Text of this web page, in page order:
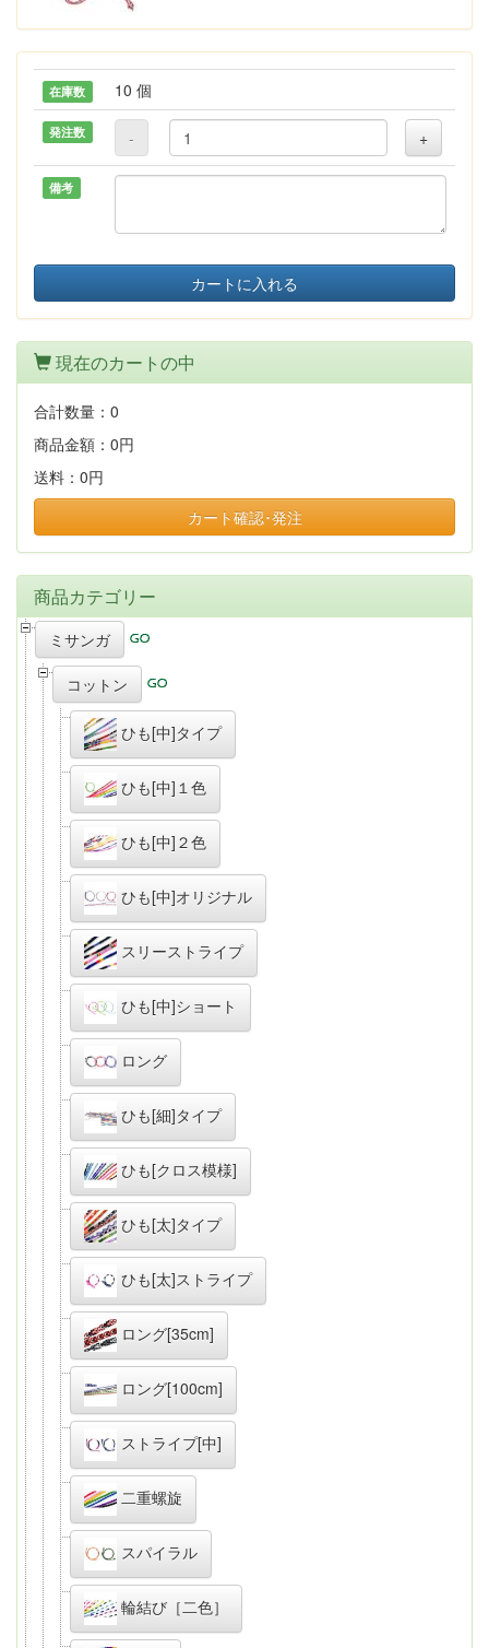
在庫数 10 個
発注数 - +
備考
カートに入れる
現在のカートの中
合計数量： 0
商品金額： 0円
送料： 0円
カート確認･発注
商品カテゴリー
ミサンガ
コットン
ひも[中]タイプ
ひも[中]１色
ひも[中]２色
ひも[中]オリジナル
スリーストライプ
ひも[中]ショート
ロング
ひも[細]タイプ
ひも[クロス模様]
ひも[太]タイプ
ひも[太]ストライプ
ロング[35cm]
ロング[100cm]
ストライプ[中]
二重螺旋
スパイラル
輪結び［二色］